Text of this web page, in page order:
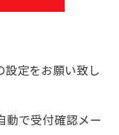
定をお願い致し
動で受付確認メー